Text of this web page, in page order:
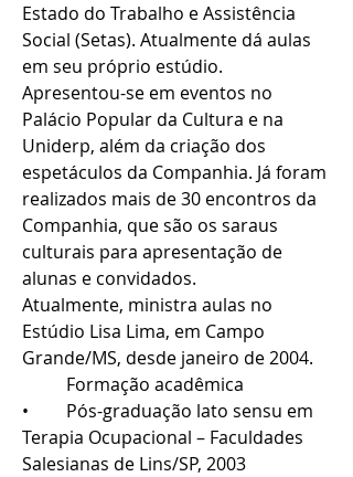
Estado do Trabalho e Assistência
Social (Setas). Atualmente dá aulas
em seu próprio estúdio.
Apresentou-se em eventos no
Palácio Popular da Cultura e na
Uniderp, além da criação dos
espetáculos da Companhia. Já foram
realizados mais de 30 encontros da
Companhia, que são os saraus
culturais para apresentação de
alunas e convidados.
Atualmente, ministra aulas no
Estúdio Lisa Lima, em Campo
Grande/MS, desde janeiro de 2004.
	Formação acadêmica
•	Pós-graduação lato sensu em
Terapia Ocupacional – Faculdades
Salesianas de Lins/SP, 2003